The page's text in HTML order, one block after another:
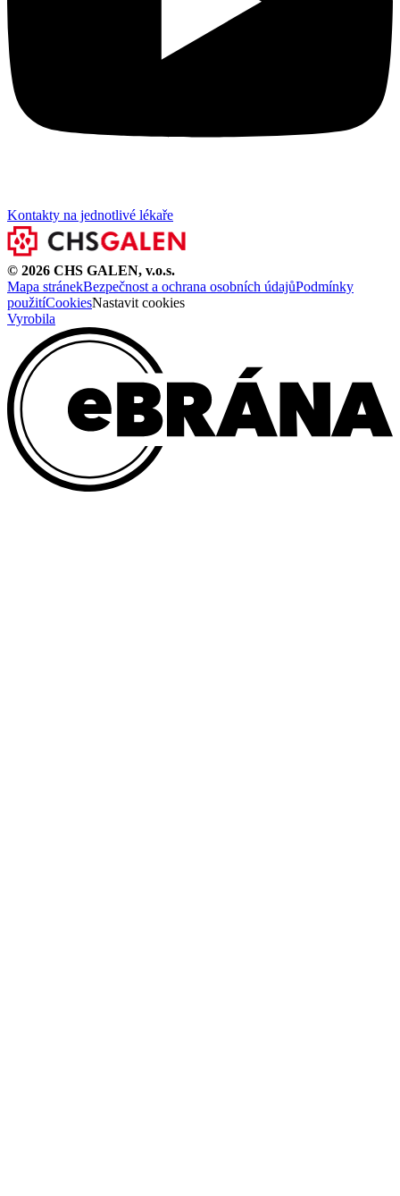
Kontakty na jednotlivé lékaře
© 2026 CHS GALEN, v.o.s.
Mapa stránekBezpečnost a ochrana osobních údajůPodmínky
použitíCookiesNastavit cookies
Vyrobila